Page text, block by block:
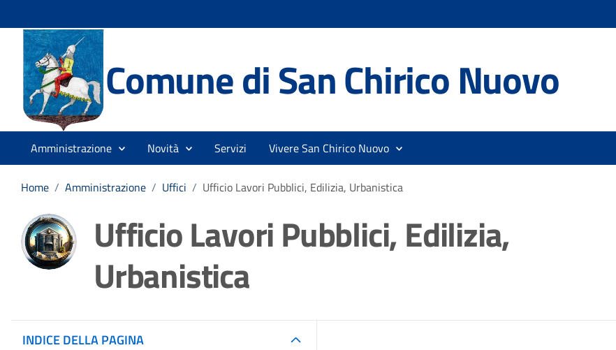
Comune di San Chirico Nuovo
Amministrazione Novità Servizi Vivere San Chirico Nuovo
Home / Amministrazione / Uffici / Ufficio Lavori Pubblici, Edilizia, Urbanistica
Ufficio Lavori Pubblici, Edilizia,
Urbanistica
Dettagli della notizia
INDICE DELLA PAGINA